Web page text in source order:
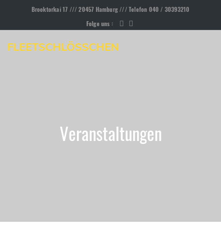
Brooktorkai 17 /// 20457 Hamburg /// Telefon 040 / 30393210
Folge uns :
FLEETSCHLÖSSCHEN
Veranstaltungen